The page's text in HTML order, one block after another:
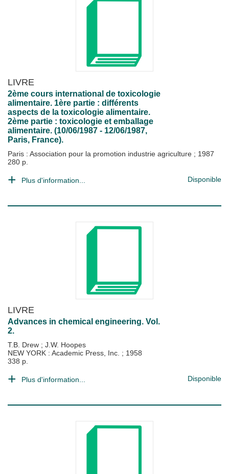
LIVRE
2ème cours international de toxicologie
alimentaire. 1ère partie : différents
aspects de la toxicologie alimentaire.
2ème partie : toxicologie et emballage
alimentaire. (10/06/1987 - 12/06/1987,
Paris, France).
Paris : Association pour la promotion industrie agriculture ; 1987
280 p.
Plus d'information... Disponible
LIVRE
Advances in chemical engineering. Vol.
2.
T.B. Drew ; J.W. Hoopes
NEW YORK : Academic Press, Inc. ; 1958
338 p.
Plus d'information... Disponible